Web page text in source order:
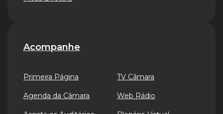
Acompanhe
Primeira Página
Agenda da Câmara
TV Câmara
Web Rádio